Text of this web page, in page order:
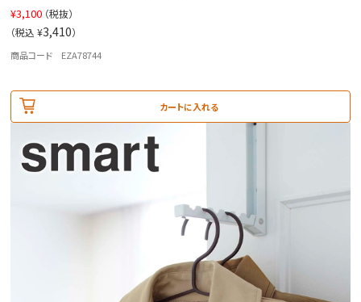
¥3,100 （税抜）
（税込 ¥3,410）
商品コード EZA78744
カートに入れる